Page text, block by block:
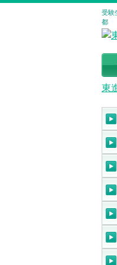
受験
都
東